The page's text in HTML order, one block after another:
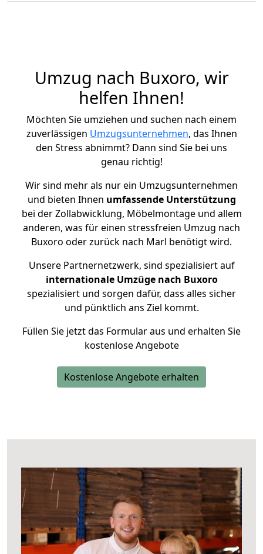
Umzug nach Buxoro, wir
helfen Ihnen!
Möchten Sie umziehen und suchen nach einem
zuverlässigen Umzugsunternehmen, das Ihnen
den Stress abnimmt? Dann sind Sie bei uns
genau richtig!
Wir sind mehr als nur ein Umzugsunternehmen
und bieten Ihnen umfassende Unterstützung
bei der Zollabwicklung, Möbelmontage und allem
anderen, was für einen stressfreien Umzug nach
Buxoro oder zurück nach Marl benötigt wird.
Unsere Partnernetzwerk, sind spezialisiert auf
internationale Umzüge nach Buxoro
spezialisiert und sorgen dafür, dass alles sicher
und pünktlich ans Ziel kommt.
Füllen Sie jetzt das Formular aus und erhalten Sie
kostenlose Angebote
Kostenlose Angebote erhalten